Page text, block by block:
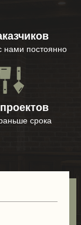
нами постоянно
срока